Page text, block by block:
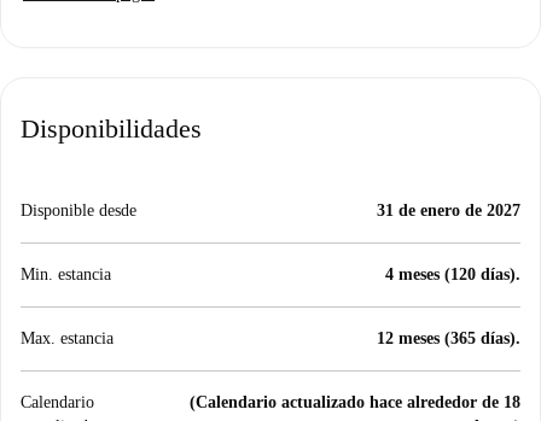
Disponibilidades
Disponible desde 31 de enero de 2027
Min. estancia 4 meses (120 días).
Max. estancia 12 meses (365 días).
Calendario
(Calendario actualizado hace alrededor de 18